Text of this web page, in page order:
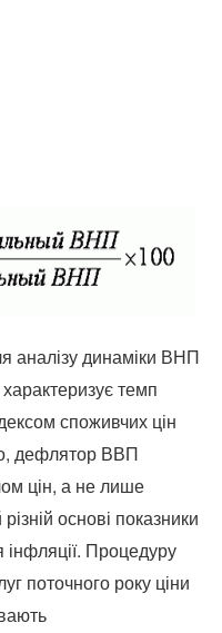
аналізу динаміки ВНП
темп
споживчих цін
дефлятор ВВП
цін, а не лише
основі показники
інфляції. Процедуру
поточного року ціни